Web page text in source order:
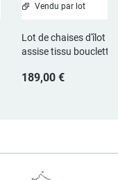
Lot de chaises d'îlot
assise tissu bouclette
189,00 €
Vendu par lot